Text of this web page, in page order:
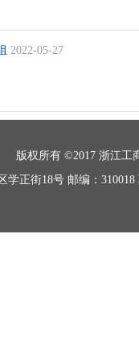
2022-05-27
版权所有 ©2017 浙江工
正街18号 邮编：310018